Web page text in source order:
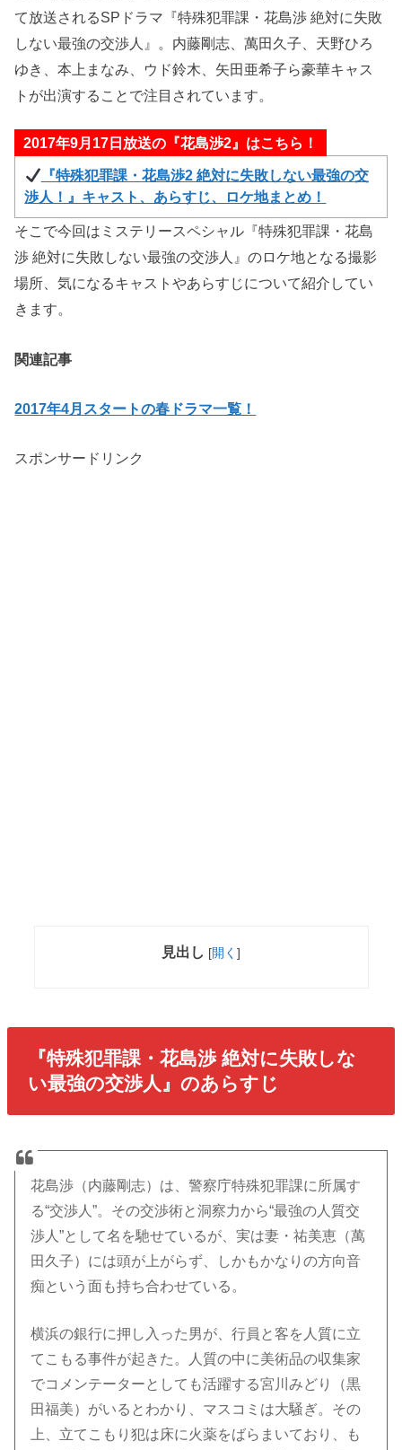
て放送されるSPドラマ『特殊犯罪課・花島渉 絶対に失敗
しない最強の交渉人』。内藤剛志、萬田久子、天野ひろ
ゆき、本上まなみ、ウド鈴木、矢田亜希子ら豪華キャス
トが出演することで注目されています。
2017年9月17日放送の『花島渉2』はこちら！
『特殊犯罪課・花島渉2 絶対に失敗しない最強の交
渉人！』キャスト、あらすじ、ロケ地まとめ！
そこで今回はミステリースペシャル『特殊犯罪課・花島
渉 絶対に失敗しない最強の交渉人』のロケ地となる撮影
場所、気になるキャストやあらすじについて紹介してい
きます。
関連記事
2017年4月スタートの春ドラマ一覧！
スポンサードリンク
見出し [開く ]
『特殊犯罪課・花島渉 絶対に失敗しな
い最強の交渉人』のあらすじ
花島渉（内藤剛志）は、警察庁特殊犯罪課に所属す
る“交渉人”。その交渉術と洞察力から“最強の人質交
渉人”として名を馳せているが、実は妻・祐美恵（萬
田久子）には頭が上がらず、しかもかなりの方向音
痴という面も持ち合わせている。
横浜の銀行に押し入った男が、行員と客を人質に立
てこもる事件が起きた。人質の中に美術品の収集家
でコメンテーターとしても活躍する宮川みどり（黒
田福美）がいるとわかり、マスコミは大騒ぎ。その
上、立てこもり犯は床に火薬をばらまいており、も